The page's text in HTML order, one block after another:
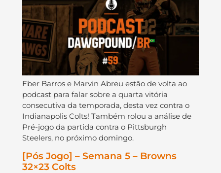
Eber Barros e Marvin Abreu estão de volta ao
podcast para falar sobre a quarta vitória
consecutiva da temporada, desta vez contra o
Indianapolis Colts! Também rolou a análise de
Pré-jogo da partida contra o Pittsburgh
Steelers, no próximo domingo.
[Pós Jogo] – Semana 5 – Browns
32×23 Colts